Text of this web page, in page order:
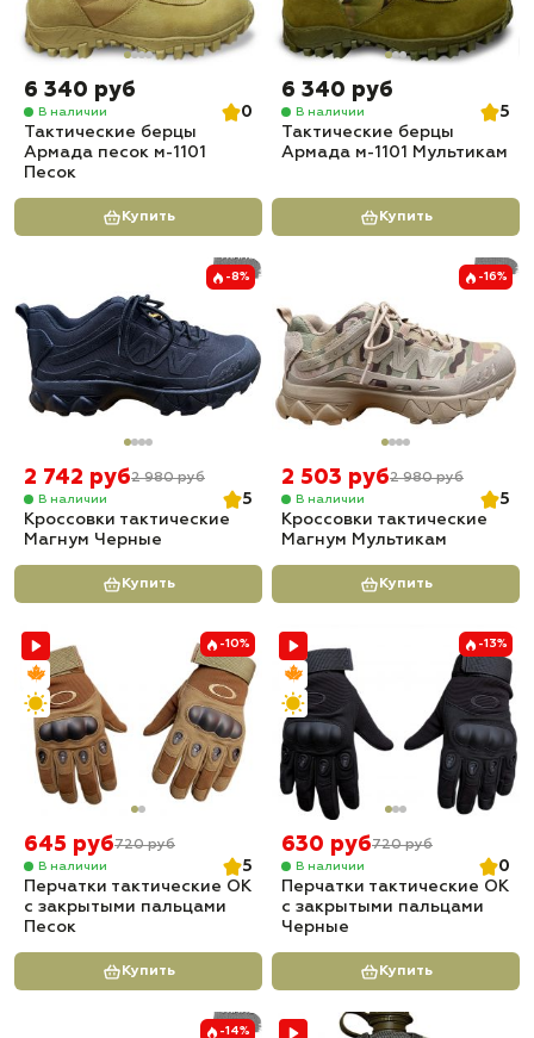
6 340 руб
В наличии
0
Тактические берцы
Армада песок м-1101
Песок
Купить
6 340 руб
В наличии
5
Тактические берцы
Армада м-1101 Мультикам
Купить
-8%
2 742 руб2 980 руб
В наличии
5
Кроссовки тактические
Магнум Черные
Купить
-16%
2 503 руб2 980 руб
В наличии
5
Кроссовки тактические
Магнум Мультикам
Купить
-10%
645 руб720 руб
В наличии
5
Перчатки тактические OK
с закрытыми пальцами
Песок
Купить
-13%
630 руб720 руб
В наличии
0
Перчатки тактические OK
с закрытыми пальцами
Черные
Купить
-14%